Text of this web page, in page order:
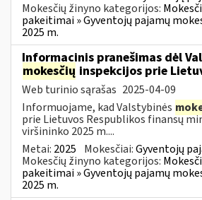
Mokesčių žinyno kategorijos:
pakeitimai » Gyventojų pajamų
2025 m.
Informacinis pranešimas dėl
mokesčių inspekcijos prie
Web turinio sąrašas 2025-04-09
Informuojame, kad Valstybinės
prie Lietuvos Respublikos finansų
viršininko 2025 m....
Metai: 2025 Mokesčiai:Gyventojų
Mokesčių žinyno kategorijos:
pakeitimai » Gyventojų pajamų
2025 m.